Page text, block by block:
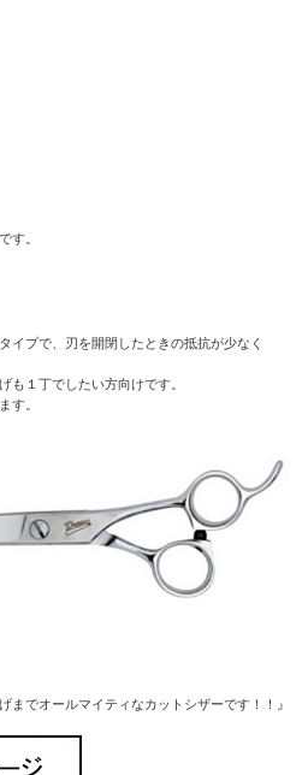
す。
イプで、刃を開閉したときの抵抗が少なく
も１丁でしたい方向けです。
す。
までオールマイティなカットシザーです！！』